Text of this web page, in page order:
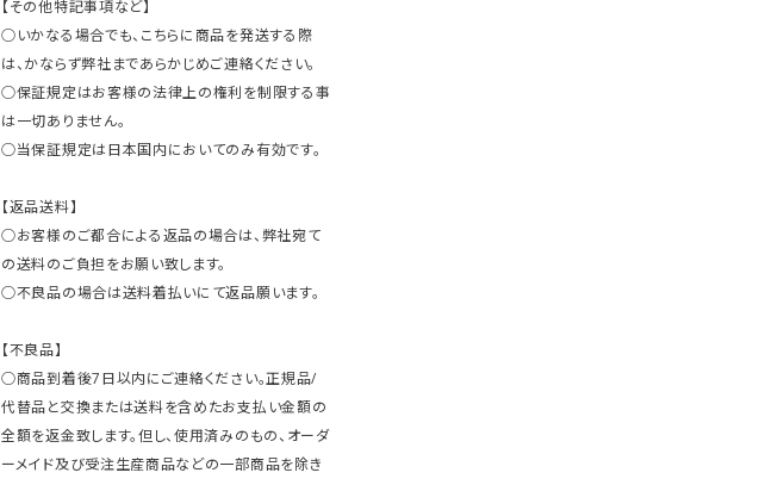
【その他特記事項など】
○いかなる場合でも、こちらに商品を発送する際
は、かならず弊社まであらかじめご連絡ください。
○保証規定はお客様の法律上の権利を制限する事
は一切ありません。
○当保証規定は日本国内においてのみ有効です。
【返品送料】
○お客様のご都合による返品の場合は、弊社宛て
の送料のご負担をお願い致します。
○不良品の場合は送料着払いにて返品願います。
【不良品】
○商品到着後7日以内にご連絡ください。正規品/
代替品と交換または送料を含めたお支払い金額の
全額を返金致します。但し、使用済みのもの、オーダ
ーメイド及び受注生産商品などの一部商品を除き